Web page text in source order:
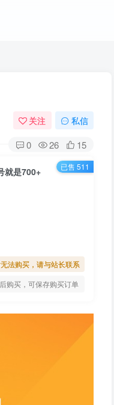
关注 私信
0 26 15
就是700+
法购买，请与站长联系
购买，可保存购买订单
已售 511